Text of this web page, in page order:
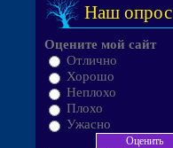
Наш опрос
Оцените мой сайт
Отлично
Хорошо
Неплохо
Плохо
Ужасно